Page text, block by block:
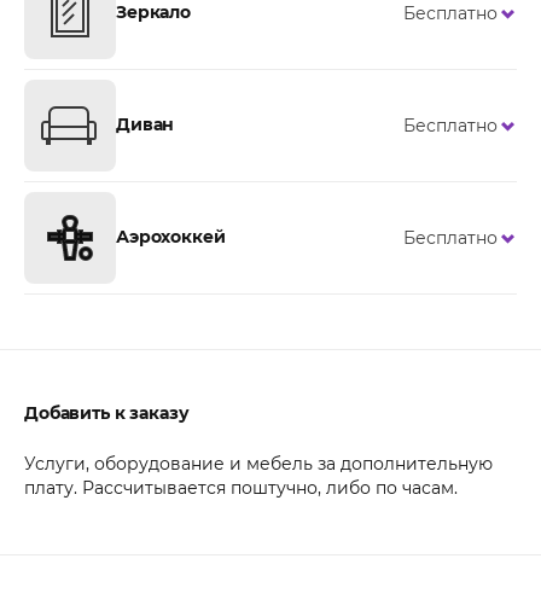
Зеркало Бесплатно
Диван Бесплатно
Аэрохоккей Бесплатно
Добавить к заказу
Услуги, оборудование и мебель за дополнительную
плату. Рассчитывается поштучно, либо по часам.